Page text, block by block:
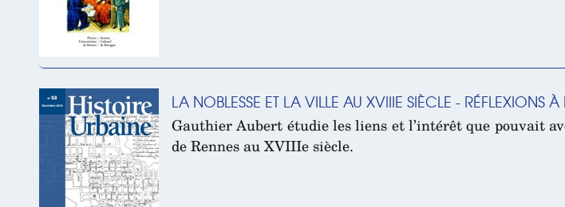
LA NOBLESSE ET LA VILLE AU XVIIIE SIÈCLE - RÉFLEXIONS
Gauthier Aubert étudie les liens et l’intérêt que pouvait
de Rennes au XVIIIe siècle.